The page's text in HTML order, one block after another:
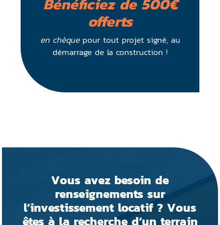
offerts
en chèquepour tout projet signé, au
démarrage de la construction !
Vous avez besoin de
renseignements sur
l’investissement locatif ? Vous
êtes à la recherche d’un terrain